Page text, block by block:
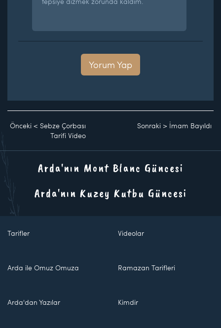
Yorum Yap
Önceki < Sebze Çorbası
Tarifi Video
Sonraki > İmam Bayıldı
Arda'nın Mont Blanc Güncesi
Arda'nın Kuzey Kutbu Güncesi
Tarifler Videolar
Arda ile Omuz Omuza Ramazan Tarifleri
Arda'dan Yazılar Kimdir